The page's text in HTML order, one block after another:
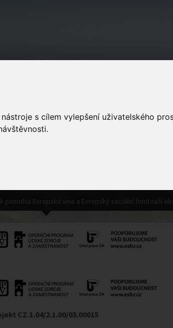
s cílem vylepšení uživatelského
pomohla Evropská unie a Evropský sociální fond naší
CZ.1.04/2.1.00/03.00015